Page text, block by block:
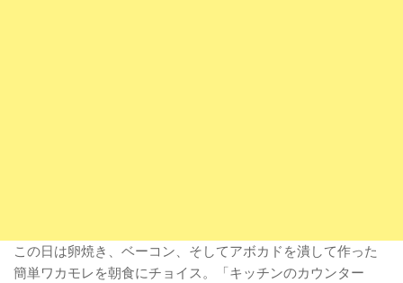
この日は卵焼き、ベーコン、そしてアボカドを潰して作った
簡単ワカモレを朝食にチョイス。「キッチンのカウンター